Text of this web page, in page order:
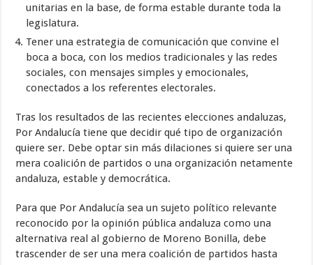
unitarias en la base, de forma estable durante toda la
legislatura.
Tener una estrategia de comunicación que convine el
boca a boca, con los medios tradicionales y las redes
sociales, con mensajes simples y emocionales,
conectados a los referentes electorales.
Tras los resultados de las recientes elecciones andaluzas,
Por Andalucía tiene que decidir qué tipo de organización
quiere ser. Debe optar sin más dilaciones si quiere ser una
mera coalición de partidos o una organización netamente
andaluza, estable y democrática.
Para que Por Andalucía sea un sujeto político relevante
reconocido por la opinión pública andaluza como una
alternativa real al gobierno de Moreno Bonilla, debe
trascender de ser una mera coalición de partidos hasta